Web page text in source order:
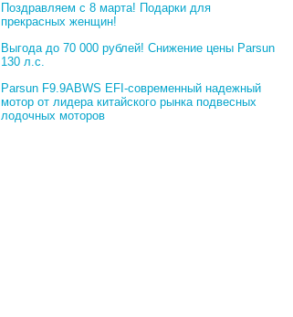
Поздравляем с 8 марта! Подарки для
прекрасных женщин!
Выгода до 70 000 рублей! Снижение цены Parsun
130 л.с.
Parsun F9.9ABWS EFI-современный надежный
мотор от лидера китайского рынка подвесных
лодочных моторов